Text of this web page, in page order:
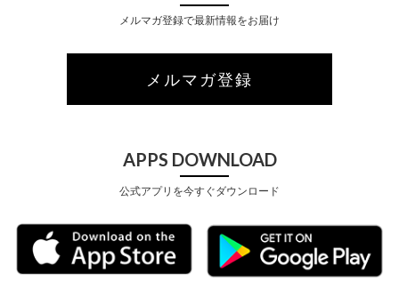
メルマガ登録で最新情報をお届け
メルマガ登録
APPS DOWNLOAD
公式アプリを今すぐダウンロード